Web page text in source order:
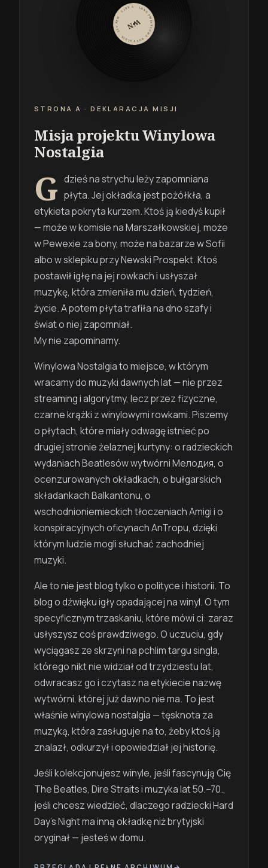
WINYLOWA NOSTALGIA · 33⅓ RPM · SIDE A · LONG PLAY ·
WN
STRONA A · DEKLARACJA MISJI
Misja projektu Winylowa
Nostalgia
G dzieś na strychu leży zapomniana
płyta. Jej okładka jest pożółkła, a
etykieta pokryta kurzem. Ktoś ją kiedyś kupił
— może w komisie na Marszałkowskiej, może
w Pewexie za bony, może na bazarze w Sofii
albo w sklepiku przy Newski Prospekt. Ktoś
postawił igłę na jej rowkach i usłyszał
muzykę, która zmieniła mu dzień, tydzień,
życie. A potem płyta trafiła na dno szafy i
świat o niej zapomniał.
My nie zapominamy.
Winylowa Nostalgia to miejsce, w którym
wracamy do muzyki dawnych lat — nie przez
streaming i algorytmy, lecz przez fizyczne,
czarne krążki z winylowymi rowkami. Piszemy
o płytach, które miały odwagę istnieć po
drugiej stronie żelaznej kurtyny: o radzieckich
wydaniach Beatlesów wytwórni Мелодия, o
ocenzurowanych okładkach, o bułgarskich
składankach Balkantonu, o
wschodnioniemieckich tłoczeniach Amigi i o
konspiracyjnych oficynach AnTropu, dzięki
którym ludzie mogli słuchać zachodniej
muzyki.
Ale to nie jest blog tylko o polityce i historii. To
blog o dźwięku igły opadającej na winyl. O tym
specyficznym trzaskaniu, które mówi ci: zaraz
usłyszysz coś prawdziwego. O uczuciu, gdy
wyciągasz ze skrzyni na pchlim targu singla,
którego nikt nie widział od trzydziestu lat,
odwracasz go i czytasz na etykiecie nazwę
wytwórni, której już dawno nie ma. To jest
właśnie winylowa nostalgia — tęsknota za
muzyką, która zasługuje na to, żeby ktoś ją
znalazł, odkurzył i opowiedział jej historię.
Jeśli kolekcjonujesz winyle, jeśli fascynują Cię
The Beatles, Dire Straits i muzyka lat 50.–70.,
jeśli chcesz wiedzieć, dlaczego radziecki Hard
Day's Night ma inną okładkę niż brytyjski
oryginał — jesteś w domu.